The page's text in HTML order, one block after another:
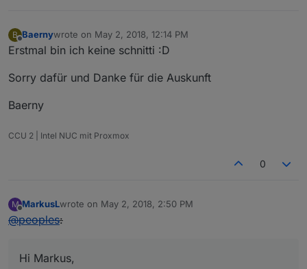
B
Offline
Baernywrote on May 2, 2018, 12:14 PM
last edited by
Erstmal bin ich keine schnitti :D
Sorry dafür und Danke für die Auskunft
Baerny
CCU 2 | Intel NUC mit Proxmox
0
M
Offline
MarkusLwrote on May 2, 2018, 2:50 PM
last edited by
@peoples:
Hi Markus,